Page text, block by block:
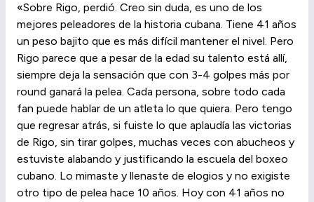
«Sobre Rigo, perdió. Creo sin duda, es uno de los
mejores peleadores de la historia cubana. Tiene 41 años
un peso bajito que es más difícil mantener el nivel. Pero
Rigo parece que a pesar de la edad su talento está allí,
siempre deja la sensación que con 3-4 golpes más por
round ganará la pelea. Cada persona, sobre todo cada
fan puede hablar de un atleta lo que quiera. Pero tengo
que regresar atrás, si fuiste lo que aplaudía las victorias
de Rigo, sin tirar golpes, muchas veces con abucheos y
estuviste alabando y justificando la escuela del boxeo
cubano. Lo mimaste y llenaste de elogios y no exigiste
otro tipo de pelea hace 10 años. Hoy con 41 años no